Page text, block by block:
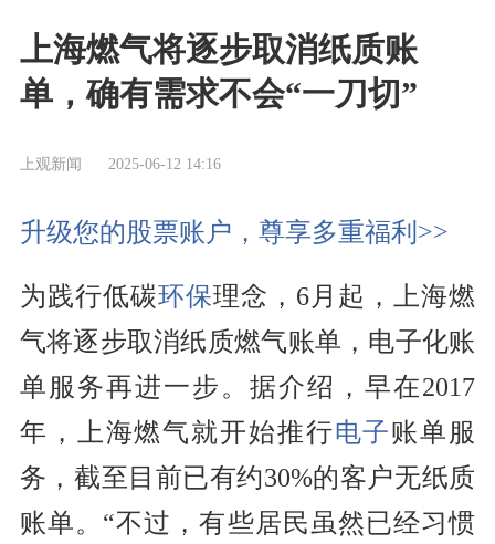
上海燃气将逐步取消纸质账
单，确有需求不会“一刀切”
上观新闻 2025-06-12 14:16
升级您的股票账户，尊享多重福利>>
为践行低碳环保理念，6月起，上海燃
气将逐步取消纸质燃气账单，电子化账
单服务再进一步。据介绍，早在2017
年，上海燃气就开始推行电子账单服
务，截至目前已有约30%的客户无纸质
账单。“不过，有些居民虽然已经习惯